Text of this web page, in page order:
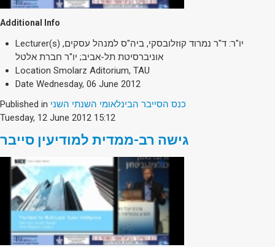
Additional Info
Lecturer(s) יו"ר: ד"ר נמרוד קוזלובסקי, ביה"ס למנהל עסקים,
אוניברסיטת תל-אביב; יו"ר חברת אלטל
Location Smolarz Aditorium, TAU
Date Wednesday, 06 June 2012
Published in כנס הסייבר הבינלאומי השנתי השני
Tuesday, 12 June 2012 15:12
גישה רב-ממדית למודיעין סייבר